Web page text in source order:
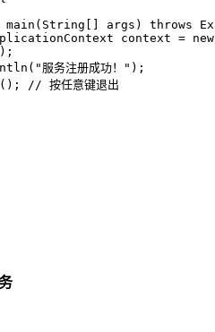
main ( String args ) throws
context = new
( "服务注册成功！" );
();
// 按任意键退出